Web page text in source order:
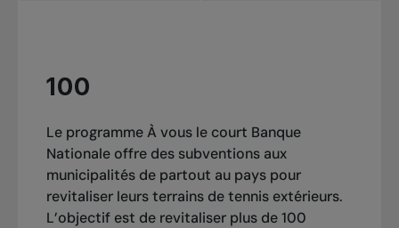
100
Le programme À vous le court Banque
Nationale offre des subventions aux
municipalités de partout au pays pour
revitaliser leurs terrains de tennis extérieurs.
L’objectif est de revitaliser plus de 100